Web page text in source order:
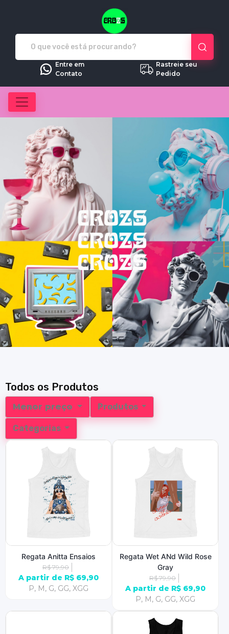
Crozs - Camisetas e produtos
Entre em
Contato
Rastreie seu
Pedido
Todos os Produtos
Menor preço Produtos
Categorias
Regata Anitta Ensaios
R$ 79,90
A partir de R$ 69,90
P, M, G, GG, XGG
Regata Wet ANd Wild Rose
Gray
R$ 79,90
A partir de R$ 69,90
P, M, G, GG, XGG